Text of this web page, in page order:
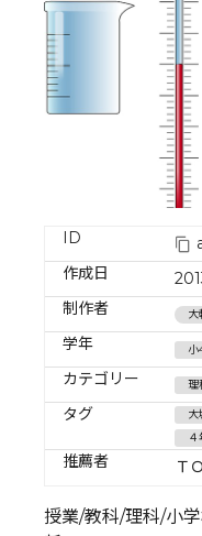
ID
作成日
制作者
大
学年 小
カテゴリー 理
タグ 大
推薦者 Ｔ
授業/教科/理科/小